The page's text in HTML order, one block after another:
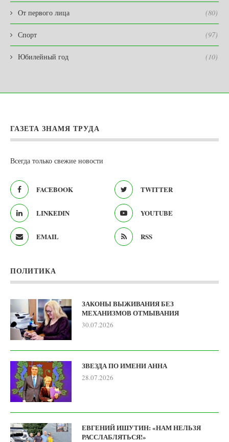
От первого лица (80)
Спорт (97)
Юбилейный год (10)
ГАЗЕТА ЗНАМЯ ТРУДА
Всегда только свежие новости
FACEBOOK TWITTER
LINKEDIN YOUTUBE
EMAIL RSS
ПОЛИТИКА
ЗАКОНЫ ВЫЖИВАНИЯ БЕЗ
МЕХАНИЗМОВ ОТМЫВАНИЯ
30.07.2026
ЗВЕЗДА ПО ИМЕНИ АННА
28.07.2026
ЕВГЕНИЙ ИШУТИН: «НАМ НЕЛЬЗЯ
РАССЛАБЛЯТЬСЯ!»